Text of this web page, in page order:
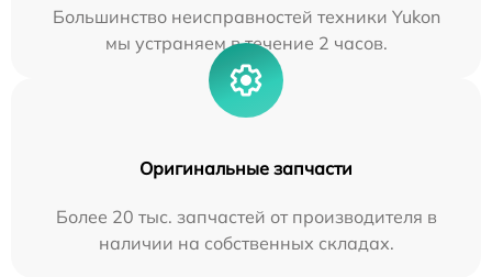
Большинство неисправностей техники Yukon
мы устраняем в течение 2 часов.
Оригинальные запчасти
Более 20 тыс. запчастей от производителя в
наличии на собственных складах.